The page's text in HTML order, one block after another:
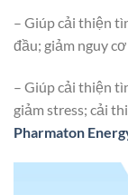
– Giúp cải thiện
đầu; giảm nguy
– Giúp cải thiện
giảm stress; cải
Pharmaton